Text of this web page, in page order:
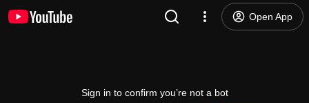
Open App
Sign in to confirm you’re not a bot